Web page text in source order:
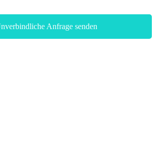
Anfrage senden